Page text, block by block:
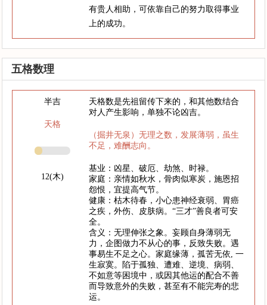
有贵人相助，可依靠自己的努力取得事业
上的成功。
五格数理
半吉
天格
12(木)
天格数是先祖留传下来的，和其他数结合
对人产生影响，单独不论凶吉。
（掘井无泉）无理之数，发展薄弱，虽生
不足，难酬志向。
基业：凶星、破厄、劫煞、时禄。
家庭：亲情如秋水，骨肉似寒炭，施恩招
怨恨，宜提高气节。
健康：枯木待春，小心患神经衰弱、胃癌
之疾，外伤、皮肤病。“三才”善良者可安
全。
含义：无理伸张之象。妄顾自身薄弱无
力，企图做力不从心的事，反致失败。遇
事易生不足之心。家庭缘薄，孤苦无依, 一
生寂寞。陷于孤独、遭难、逆境、病弱、
不如意等困境中，或因其他运的配合不善
而导致意外的失败，甚至有不能完寿的悲
运。